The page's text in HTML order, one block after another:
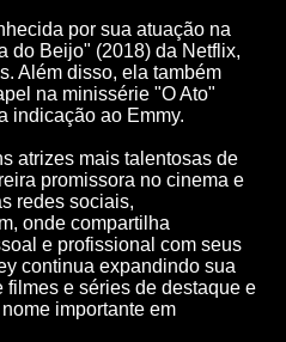
por sua atuação na
do Beijo" (2018) da Netflix,
Além disso, ela também
na minissérie "O Ato"
indicação ao Emmy.
atrizes mais talentosas de
promissora no cinema e
redes sociais,
onde compartilha
e profissional com seus
continua expandindo sua
e séries de destaque e
importante em